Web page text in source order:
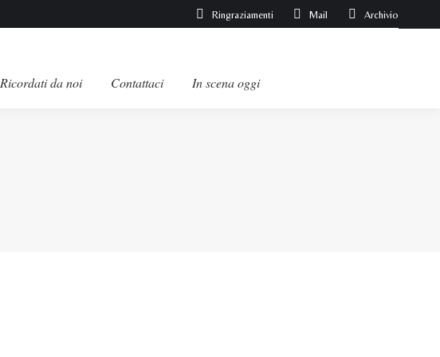
Ringraziamenti Mail Archivio
Ricordati da noi Contattaci In scena oggi